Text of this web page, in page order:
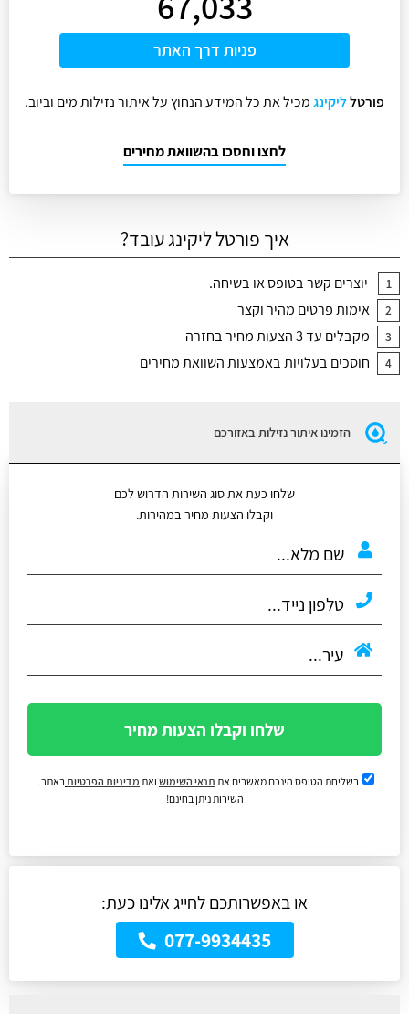
פניות דרך האתר
פורטלליקינגמכיל את כל המידע הנחוץ על איתור נזילות מים וביוב.
לחצו וחסכו בהשוואת מחירים
איך פורטל ליקינג עובד?
1 יוצרים קשר בטופס או בשיחה.
2 אימות פרטים מהיר וקצר
3 מקבלים עד 3 הצעות מחיר בחזרה
4 חוסכים בעלויות באמצעות השוואת מחירים
הזמינו איתור נזילות באזורכם
שלחו כעת את סוג השירות הדרוש לכם
וקבלו הצעות מחיר במהירות.
שלחו וקבלו הצעות מחיר
בשליחת הטופס הינכם מאשרים את תנאי השימוש ואת מדיניות הפרטיותבאתר.
השירות ניתן בחינם!
או באפשרותכם לחייג אלינו כעת:
077-9934435